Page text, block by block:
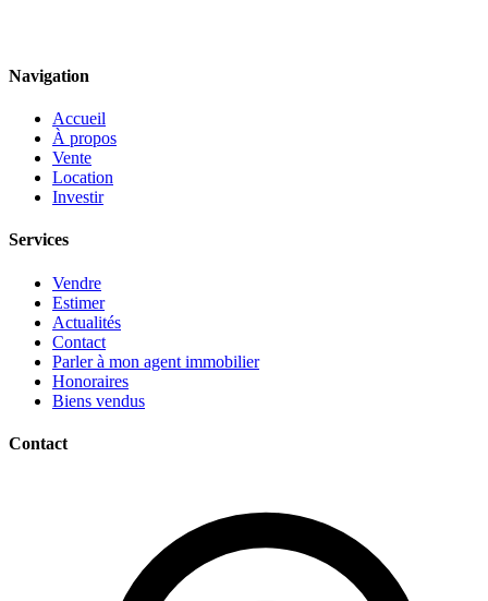
Navigation
Accueil
À propos
Vente
Location
Investir
Services
Vendre
Estimer
Actualités
Contact
Parler à mon agent immobilier
Honoraires
Biens vendus
Contact